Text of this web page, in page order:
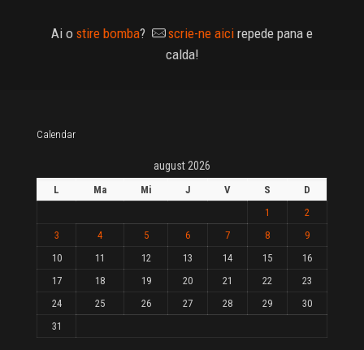
Ai o stire bomba? scrie-ne aici repede pana e
calda!
Calendar
august 2026
L Ma Mi J V S
D
1
2
3
4 5 6 7 8
9
10
11 12 13 14 15
16
17
18 19 20 21 22
23
24
25 26 27 28 29
30
31